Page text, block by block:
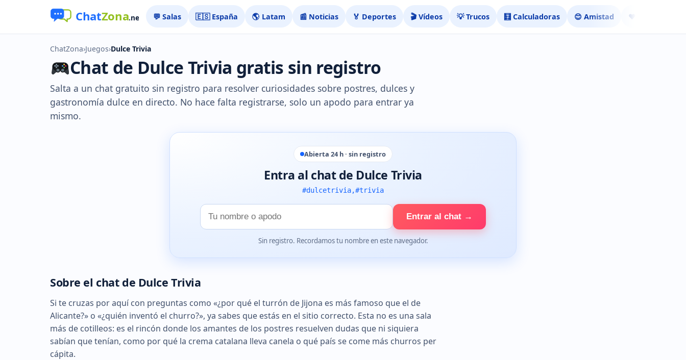
💬 Salas 🇪🇸 España 🌎 Latam 📰 Noticias 🏅 Deportes 🎬 Vídeos 💡 Trucos 🧮 Calculadoras 😊 Amistad ❤️ Ligar
ChatZona›Juegos›Dulce Trivia
Chat de Dulce Trivia gratis sin registro
Salta a un chat gratuito sin registro para resolver curiosidades sobre postres, dulces y
gastronomía dulce en directo. No hace falta registrarse, solo un apodo para entrar ya
mismo.
Abierta 24 h · sin registro
Entra al chat de Dulce Trivia
#dulcetrivia,#trivia
Tu
nombre
Entrar al chat →
Sin registro. Recordamos tu nombre en este navegador.
Sobre el chat de Dulce Trivia
Si te cruzas por aquí con preguntas como «¿por qué el turrón de Jijona es más famoso que el de
Alicante?» o «¿quién inventó el churro?», ya sabes que estás en el sitio correcto. Esta no es una sala
más de cotilleos: es el rincón donde los amantes de los postres resuelven dudas que ni siquiera
sabían que tenían, como por qué la crema catalana lleva canela o qué país se come más churros per
cápita.